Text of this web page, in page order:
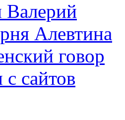
Алевтина
говор
с сайтов